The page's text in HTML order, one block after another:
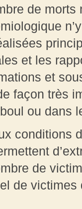
de morts
et les
et
façon très
ou dans
conditions
de
de